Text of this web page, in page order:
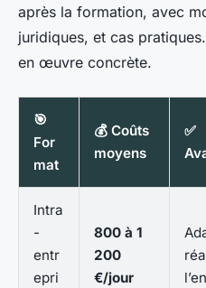
après la formation, avec
juridiques, et cas
en œuvre concrète.
🎯
For
mat
💰 Coûts
moyens
✅
Intra
-
entr
epri
800 à 1
200
€/jour